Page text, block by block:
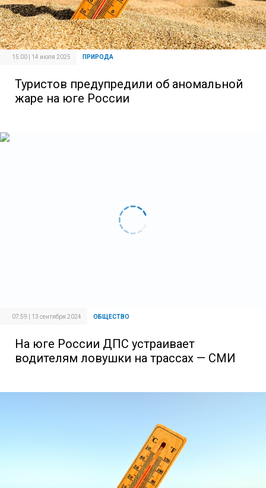
15:00 | 14 июля 2025 ПРИРОДА
Туристов предупредили об аномальной
жаре на юге России
07:59 | 13 сентября 2024 ОБЩЕСТВО
На юге России ДПС устраивает
водителям ловушки на трассах — СМИ